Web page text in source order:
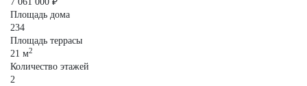
Площадь дома
234
Площадь террасы
21 м2
Количество этажей
2